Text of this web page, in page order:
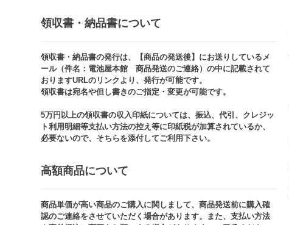
領収書・納品書について​
領収書・納品書の発行は、【商品の発送後】にお送りしているメ
ール（件名：電池屋本館 商品発送のご連絡）の中に記載されて
おりますURLのリンクより、発行が可能です。
領収書は宛名や但し書きのご指定・変更が可能です。​​
5万円以上の領収書の収入印紙については、振込、代引、クレジッ
ト利用明細等支払い方法の控え等に印紙税が加算されているか、
必要ないので、そちらを添付してご利用下さい。
高額商品について​
商品単価が高い商品のご購入に関しまして、商品発送前に購入確
認のご連絡をさせていただく場合があります。また、支払い方法